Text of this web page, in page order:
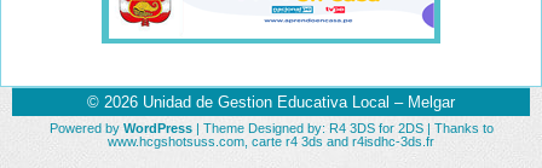
© 2026 Unidad de Gestion Educativa Local – Melgar
Powered by WordPress| Theme Designed by: R4 3DS for 2DS| Thanks to
www.hcgshotsuss.com carte r4 3ds and r4isdhc-3ds.fr